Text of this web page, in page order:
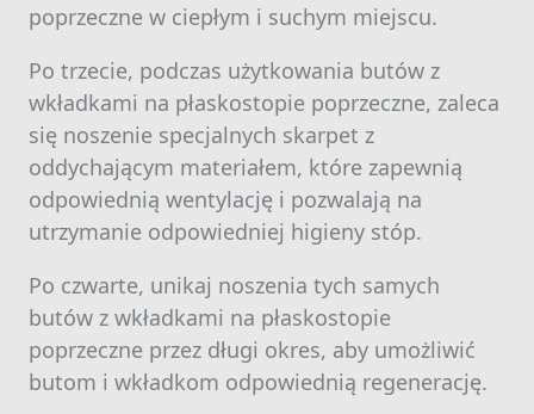
poprzeczne w ciepłym i suchym miejscu.
Po trzecie, podczas użytkowania butów z
wkładkami na płaskostopie poprzeczne, zaleca
się noszenie specjalnych skarpet z
oddychającym materiałem, które zapewnią
odpowiednią wentylację i pozwalają na
utrzymanie odpowiedniej higieny stóp.
Po czwarte, unikaj noszenia tych samych
butów z wkładkami na płaskostopie
poprzeczne przez długi okres, aby umożliwić
butom i wkładkom odpowiednią regenerację.